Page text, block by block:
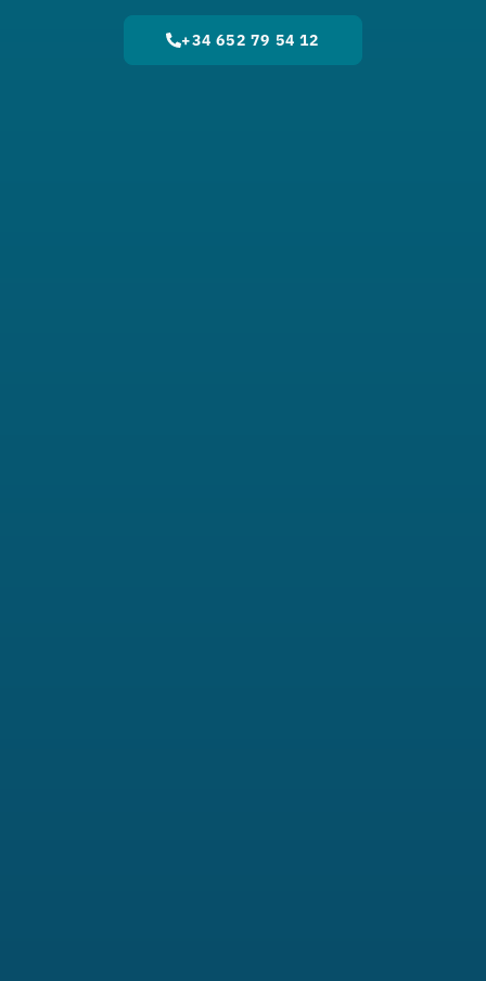
+34 652 79 54 12